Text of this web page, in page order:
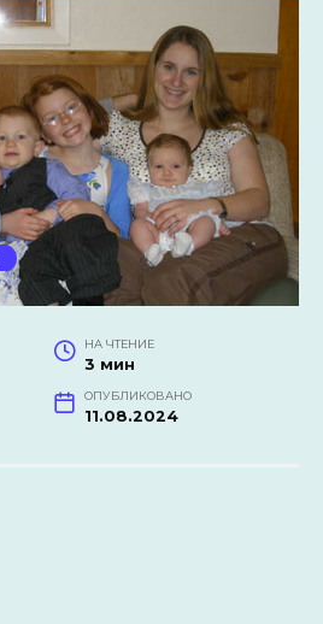
НА ЧТЕНИЕ
3 мин
ОПУБЛИКОВАНО
11.08.2024